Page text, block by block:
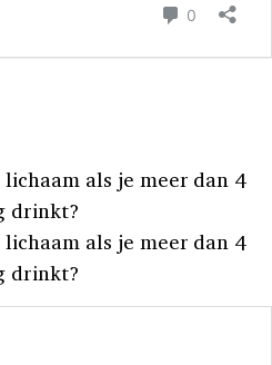
als je meer dan 4
drinkt?
als je meer dan 4
drinkt?